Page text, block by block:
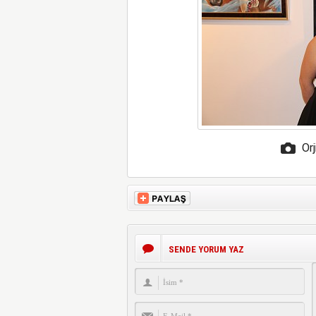
SENDE YORUM YAZ